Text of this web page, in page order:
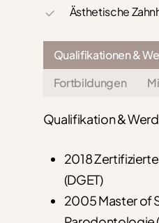
Ästhetische
Qualifikationen &
Fortbildungen
Qualifikation &
2018
(DGET)
2005 Master of